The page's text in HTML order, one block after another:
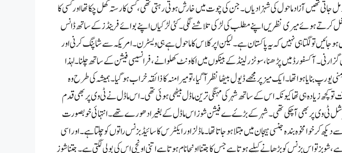
مل جاتی تھیں آزا د ماحول کی شہزادیاں ۔ جن کی چوت میں خارش ہوتی رہتی تھی،کسی کا رستہ کھل چکا تھا اور کسی کا
مغل کرتے ہوئے میری نظریں اپنے مطلب کی لڑکی تلاشنے لگی۔کئی لڑکیاں اپنے بوائے فرینڈز کے ساتھ ڈانس
تو لگتا ہی نہیں کہ یہ پاکستان ہے۔لیکن اپر کلاس کا ماحول ہے ہی ویسٹرن ۔امریکہ سے شاپنگ کرنی اور
گزارنی۔آکسفورڈ میں پڑھنا،سوٹزرلینڈ کے بینکوں میں اکاونٹ کھلوانے،فرانسیسی فیشن کے ساتھ چلنا۔ لہذا
یورپ بنایا ہوا تھا۔ایک میز پر مجھے ڈیول بیٹھا نظر آگیا،تو میرا منہ کا ذائقہ خراب ہوگیا۔ہمیشہ کی طرح وہ
تو کچھ زیادہ ہی تھا کیونکہ اس کے ساتھ شہر کی مہنگی ترین ماڈل بیٹھی ہوئی تھی۔ اس ماڈل نے ٹی وی پر بھی قدم
ٹی وی پر بھی آچکی تھی۔شہر کے بڑۓ ےفیشن شوز اس ماڈل کے بغیر ادھورے تھے۔انتہائی خوبصورت
کرخوامخوہ بندہ جنسی ہیجان میں مبتلا ہوجاتا تھا۔ ماڈلز اور ایکٹرس کا سائیڈ بزنس راتوں کوچلتا ہے ۔اور اسی
بز تو اس بزنس کو بڑھانے کیلیے ہوتا ہے جس کا جتنا اونچا نام ہوتا ہے اتنی اونچی ا س کی بولی لگتی ہے ۔ جتنا شوز